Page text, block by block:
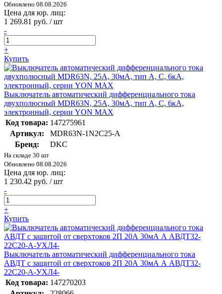
Обновлено 08.08.2026
Цена для юр. лиц:
1 269.81 руб. / шт
-
+
Купить
Выключатель автоматический дифференциального тока
двухполюсный MDR63N, 25A, 30мА, тип A, C, 6кА,
электронный, серии YON MAX
Код товара: 147275961
Артикул:
MDR63N-1N2C25-A
Бренд:
DKC
На складе 30 шт
Обновлено 08.08.2026
Цена для юр. лиц:
1 230.42 руб. / шт
-
+
Купить
Выключатель автоматический дифференциального тока
АВДТ с защитой от сверхтоков 2П 20А 30мА А АВДТ32-
22C20-A-УХЛ4-
Код товара: 147270203